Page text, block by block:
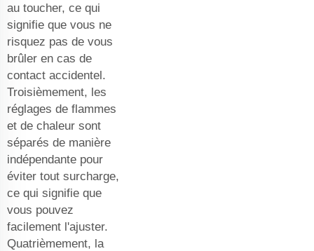
au toucher, ce qui
signifie que vous ne
risquez pas de vous
brûler en cas de
contact accidentel.
Troisièmement, les
réglages de flammes
et de chaleur sont
séparés de manière
indépendante pour
éviter tout surcharge,
ce qui signifie que
vous pouvez
facilement l'ajuster.
Quatrièmement, la